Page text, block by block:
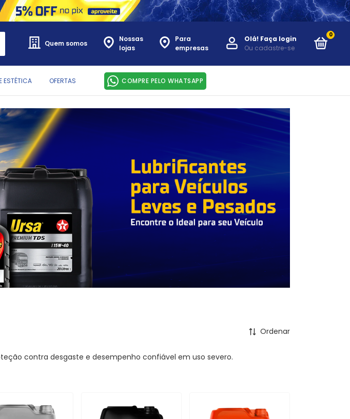
Quem somos
Nossas
lojas
Para
empresas
Olá! Faça login
Ou cadastre-se
0
ESTÉTICA OFERTAS COMPRE PELO WHATSAPP
contra desgaste e desempenho confiável em uso severo.
Ordenar